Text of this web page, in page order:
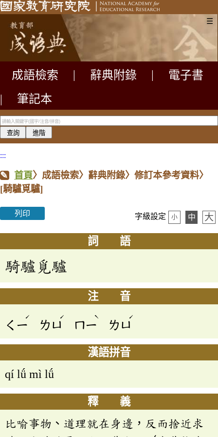
☰
成語檢索 辭典附錄
電子書
|
筆記本
:::
首頁〉成語檢索〉辭典附錄〉修訂本參考資料〉
[騎驢覓驢]
列印 字級設定 小 中 大
詞 語
騎驢覓驢
注 音
ㄑㄧ
ˊ
ㄌㄩ
ˊ
ㄇㄧ
ˋ
ㄌㄩ
ˊ
漢語拼音
qí lǘ mì lǘ
釋 義
比喻事物、道理就在身邊，反而捨近求